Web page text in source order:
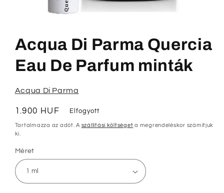
megnyitása
a
modális
párbeszédpanelen
Acqua Di Parma Quercia
Eau De Parfum minták
Acqua Di Parma
Normál
ár
1.900 HUF Elfogyott
Tartalmazza az adót. A szállítási költséget a megrendeléskor számítjuk
ki.
Méret